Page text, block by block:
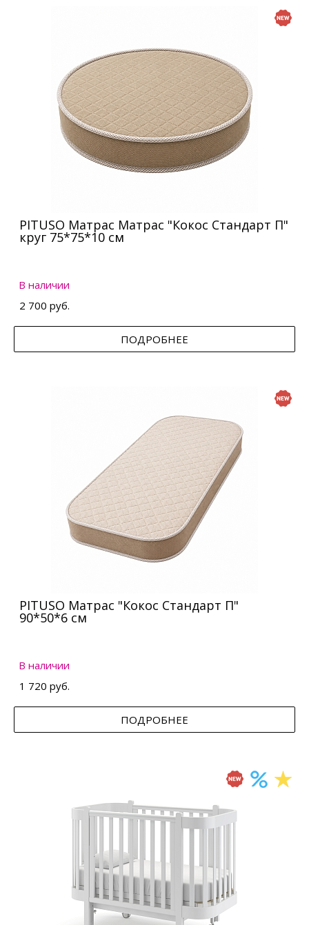
PITUSO Матрас Матрас "Кокос Стандарт П"
круг 75*75*10 см
В наличии
2 700 руб.
ПОДРОБНЕЕ
PITUSO Матрас "Кокос Стандарт П"
90*50*6 см
В наличии
1 720 руб.
ПОДРОБНЕЕ